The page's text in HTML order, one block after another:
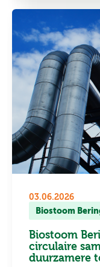
03.06.2026
Biostoom
Biostoom
circulaire
duurzamere